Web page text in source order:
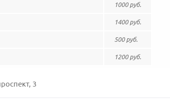
1000 руб.
1400 руб.
500 руб.
1200 руб.
3